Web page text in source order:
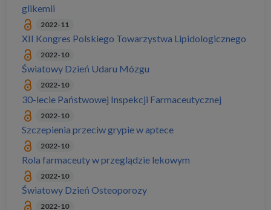
glikemii
2022-11
XII Kongres Polskiego Towarzystwa Lipidologicznego
2022-10
Światowy Dzień Udaru Mózgu
2022-10
30-lecie Państwowej Inspekcji Farmaceutycznej
2022-10
Szczepienia przeciw grypie w aptece
2022-10
Rola farmaceuty w przeglądzie lekowym
2022-10
Światowy Dzień Osteoporozy
2022-10